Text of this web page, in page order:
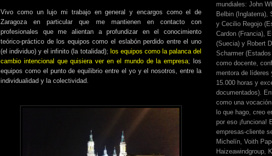
Vivo como un lujo mi trabajo en general y encargos como el de
Zaragoza en particular que me mantienen en contacto con
profesionales que me alientan a profundizar en el conocimiento
teórico-práctico de los equipos como el eslabón perdido entre el uno
(el individuo) y el infinito (la totalidad); los equipos como la palanca del
cambio intencional que quisiera ver en el mundo de la empresa; los
equipos como el punto de equilibrio entre el yo y el nosotros, entre la
individualidad y la colectividad.
mundiales: John
Belbin (Inglaterra),
y Cecilio Regojo
Cardon (Francia),
(Suecia) y Robert
Scharmer
como docente,
mentora de líderes
15.000 horas y
documentados).
como una
lo que hago, creo
por eso ¡funciona!
empresas-cliente
Michelín, Voith
Haizeawindgroup,